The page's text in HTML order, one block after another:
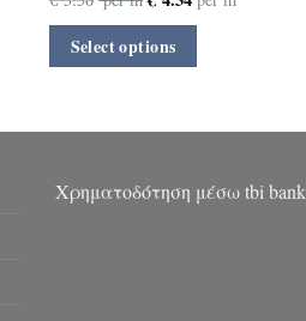
Select options
Χρηματοδότηση μέσω tbi bank